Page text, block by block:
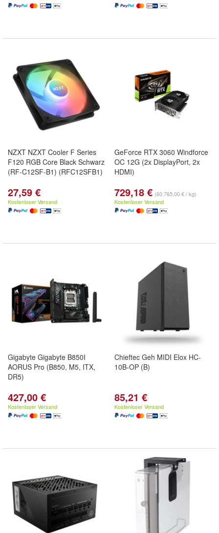
NZXT NZXT Cooler F Series
F120 RGB Core Black Schwarz
(RF-C12SF-B1) (RFC12SFB1)
27,59 €
Kostenloser Versand
GeForce RTX 3060 Windforce
OC 12G (2x DisplayPort, 2x
HDMI)
729,18 € (60.765,00 € / kg)
Kostenloser Versand
Gigabyte Gigabyte B850I
AORUS Pro (B850, M5, ITX,
DR5)
427,00 €
Kostenloser Versand
Chieftec Geh MIDI Elox HC-
10B-OP (B)
85,21 €
Kostenloser Versand